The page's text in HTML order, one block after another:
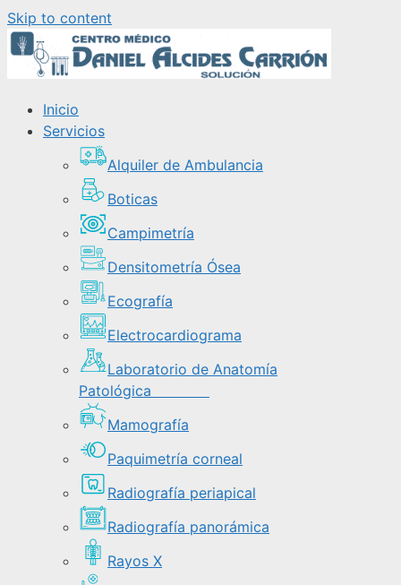
Skip to content
Inicio
Servicios
Alquiler de Ambulancia
Boticas
Campimetría
Densitometría Ósea
Ecografía
Electrocardiograma
Laboratorio de Anatomía
Patológica
Mamografía
Paquimetría corneal
Radiografía periapical
Radiografía panorámica
Rayos X